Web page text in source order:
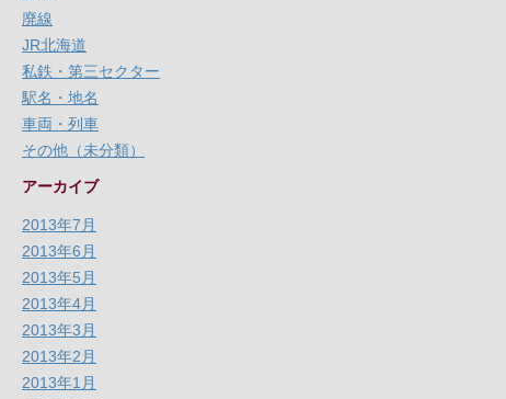
廃線
JR北海道
私鉄・第三セクター
駅名・地名
車両・列車
その他（未分類）
アーカイブ
2013年7月
2013年6月
2013年5月
2013年4月
2013年3月
2013年2月
2013年1月